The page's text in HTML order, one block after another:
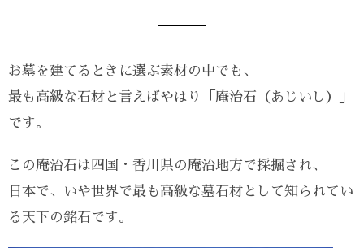
お墓を建てるときに選ぶ素材の中でも、
最も高級な石材と言えばやはり「庵治石（あじいし）」
です。
この庵治石は四国・香川県の庵治地方で採掘され、
日本で、いや世界で最も高級な墓石材として知られてい
る天下の銘石です。